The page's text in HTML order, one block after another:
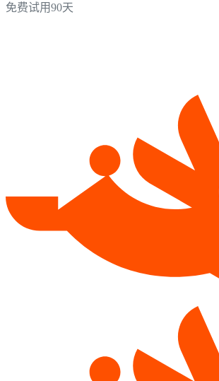
免费试用90天